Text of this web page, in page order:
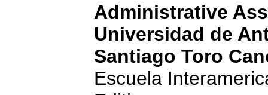
Administrative
Universidad de
Santiago Toro
Escuela